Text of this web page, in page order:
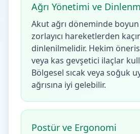
Ağrı Yönetimi ve
Akut ağrı döneminde
zorlayıcı hareketlerden
dinlenilmelidir. Hekim
veya kas gevşetici ilaçlar
Bölgesel sıcak veya soğuk
ağrısına iyi gelebilir.
Postür ve Ergonomi